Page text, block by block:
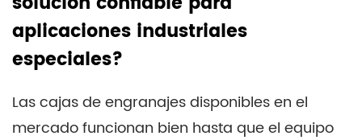
aplicaciones industriales
especiales?
Las cajas de engranajes disponibles en el
mercado funcionan bien hasta que el equipo